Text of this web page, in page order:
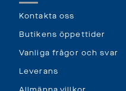
Kontakta oss
Butikens öppettider
Vanliga frågor och svar
Leverans